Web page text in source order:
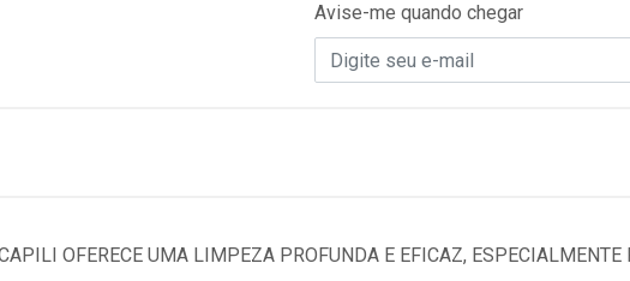
Avise-me quando chegar
OFERECE UMA LIMPEZA PROFUNDA E EFICAZ, ESPECIALMENTE